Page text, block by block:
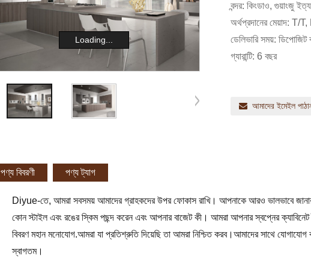
Loading...
বন্দর: কিংডাও, গুয়াংজু
অর্থপ্রদানের মেয়াদ: T/T,
ডেলিভারি সময়: ডিপোজিট
গ্যারান্টি: 6 বছর
আমাদের ইমেইল
পণ্য বিবরণী পণ্য ট্যাগ
Diyue-তে, আমরা সবসময় আমাদের গ্রাহকদের উপর ফোকাস রাখি। আপনাকে আরও ভালভাবে
কোন স্টাইল এবং রঙের স্কিম পছন্দ করেন এবং আপনার বাজেট কী। আমরা আপনার স্বপ্নের
বিবরণ মহান মনোযোগ.আমরা যা প্রতিশ্রুতি দিয়েছি তা আমরা নিশ্চিত করব।আমাদের সাথে
স্বাগতম।